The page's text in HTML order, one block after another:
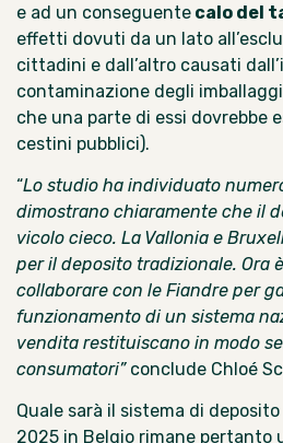
e ad un conseguente calo del
effetti dovuti da un lato
cittadini e dall’altro causati
contaminazione degli
che una parte di essi dovrebbe
cestini pubblici).
“Lo studio ha individuato
dimostrano chiaramente che il
vicolo cieco. La Vallonia e
per il deposito tradizionale. Ora
collaborare con le Fiandre per
funzionamento di un sistema
vendita restituiscano in modo
consumatori”conclude Chloé
Quale sarà il sistema di
2025 in Belgio rimane pertanto